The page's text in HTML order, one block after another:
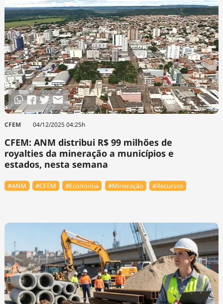
CFEM 04/12/2025 04:25h
CFEM: ANM distribui R$ 99 milhões de
royalties da mineração a municípios e
estados, nesta semana
#ANM #CFEM #Economia #Mineração #Recursos